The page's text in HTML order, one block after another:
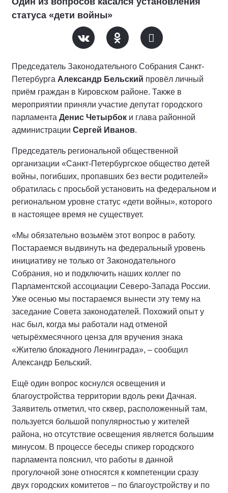
статуса «дети войны»
Председатель Законодательного Собрания Санкт-
Петербурга Александр Бельский провёл личный
приём граждан в Кировском районе. Также в
мероприятии приняли участие депутат городского
парламента Денис Четырбок и глава районной
администрации Сергей Иванов.
Председатель региональной общественной
организации «Санкт-Петербургское общество детей
войны, погибших, пропавших без вести родителей»
обратилась с просьбой установить на федеральном и
региональном уровне статус «дети войны», которого
в настоящее время не существует.
«Мы обязательно возьмём этот вопрос в работу.
Постараемся выдвинуть на федеральный уровень
инициативу не только от Законодательного
Собрания, но и подключить наших коллег по
Парламентской ассоциации Северо-Запада России.
Уже осенью мы постараемся вынести эту тему на
заседание Совета законодателей. Похожий опыт у
нас был, когда мы работали над отменой
четырёхмесячного ценза для вручения знака
«Жителю блокадного Ленинграда», – сообщил
Александр Бельский.
Ещё один вопрос коснулся освещения и
благоустройства территории вдоль реки Дачная.
Заявитель отметил, что сквер, расположенный там,
пользуется большой популярностью у жителей
района, но отсутствие освещения является большим
минусом. В процессе беседы спикер городского
парламента пояснил, что работы в данной
прогулочной зоне относятся к компетенции сразу
двух городских комитетов – по благоустройству и по